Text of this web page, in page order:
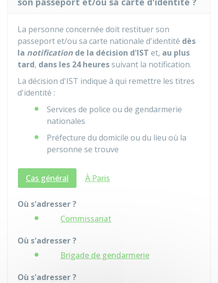
La personne concernée doit restituer son
passeport et/ou sa carte nationale d'identité dès
la notification de la décision d'IST et, au plus
tard, dans les 24 heuressuivant la notification.
La décision d'IST indique à qui remettre les titres
d'identité :
Services de police ou de gendarmerie
nationales
Préfecture du domicile ou du lieu où la
personne se trouve
Cas général À Paris
Où s'adresser ?
Commissariat
Où s'adresser ?
Brigade de gendarmerie
Où s'adresser ?